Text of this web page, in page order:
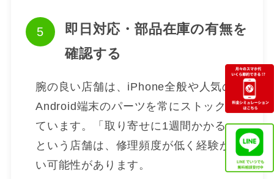
即日対応・部品在庫の有無を
確認する
腕の良い店舗は、iPhone全般や人気の
Android端末のパーツを常にストックし
ています。「取り寄せに1週間かかる」
という店舗は、修理頻度が低く経験が浅
い可能性があります。